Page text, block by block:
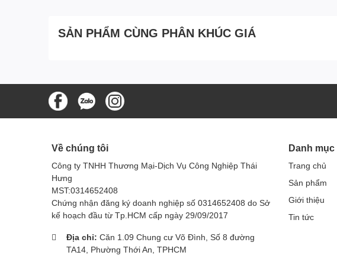
SẢN PHẨM CÙNG PHÂN KHÚC GIÁ
Về chúng tôi
Công ty TNHH Thương Mại-Dịch Vụ Công Nghiệp Thái
Hưng
MST:0314652408
Chứng nhận đăng ký doanh nghiệp số 0314652408 do Sở
kế hoạch đầu từ Tp.HCM cấp ngày 29/09/2017
Địa chỉ: Căn 1.09 Chung cư Võ Đình, Số 8 đường
TA14, Phường Thới An, TPHCM
Danh mục
Trang chủ
Sản phẩm
Giới thiệu
Tin tức